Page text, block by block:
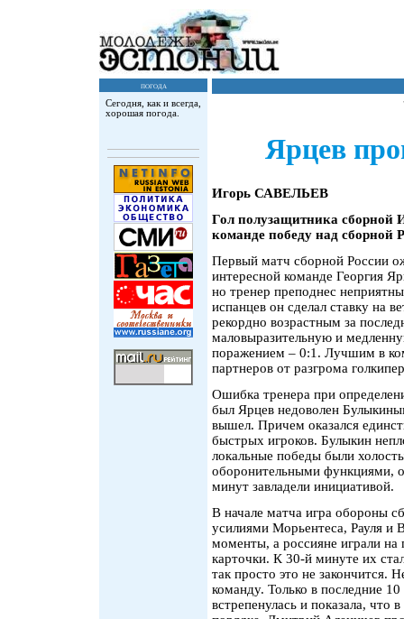
погода
Сегодня, как и всегда,
хорошая погода.
Ярцев
Игорь САВЕЛЬЕВ
Гол полузащитника сборной
команде победу над сборной
Первый матч сборной России
интересной команде Георгия
но тренер преподнес
испанцев он сделал ставку на
рекордно возрастным за
маловыразительную и
поражением – 0:1. Лучшим в
партнеров от разгрома
Ошибка тренера при
был Ярцев недоволен
вышел. Причем оказался
быстрых игроков. Булыкин
локальные победы были
оборонительными функциями,
минут завладели инициативой.
В начале матча игра обороны
усилиями Морьентеса, Рауля и
моменты, а россияне играли на
карточки. К 30-й минуте их
так просто это не закончится.
команду. Только в последние
встрепенулась и показала, что